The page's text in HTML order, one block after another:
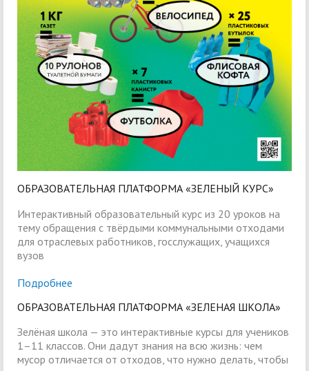
ОБРАЗОВАТЕЛЬНАЯ ПЛАТФОРМА «ЗЕЛЕНЫЙ КУРС»
Интерактивный образовательный курс из 20 уроков на
тему обращения с твёрдыми коммунальными отходами
для отраслевых работников, госслужащих, учащихся
вузов
Подробнее
ОБРАЗОВАТЕЛЬНАЯ ПЛАТФОРМА «ЗЕЛЕНАЯ ШКОЛА»
Зелёная школа — это интерактивные курсы для учеников
1–11 классов. Они дадут знания на всю жизнь: чем
мусор отличается от отходов, что нужно делать, чтобы